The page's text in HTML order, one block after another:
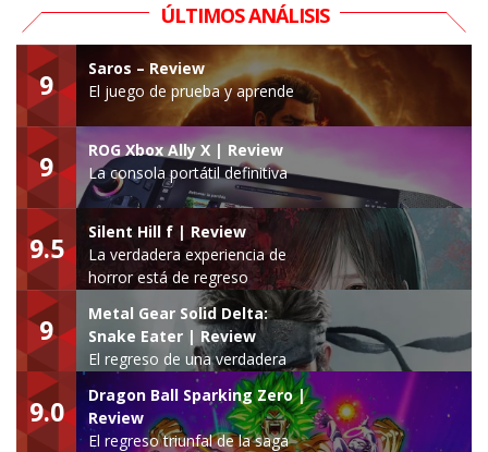
ÚLTIMOS ANÁLISIS
9
Saros – Review
El juego de prueba y aprende
9
ROG Xbox Ally X | Review
La consola portátil definitiva
9.5
Silent Hill f | Review
La verdadera experiencia de
horror está de regreso
9
Metal Gear Solid Delta:
Snake Eater | Review
El regreso de una verdadera
leyenda
9.0
Dragon Ball Sparking Zero |
Review
El regreso triunfal de la saga